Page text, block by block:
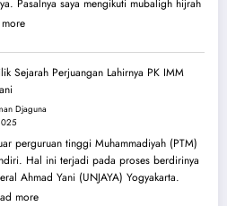
:
Hijrah
Syiarkan
di
Melbourne
dan
Brisbane
Sejarah Perjuangan Lahirnya PK IMM
Djaguna
perguruan tinggi Muhammadiyah (PTM)
Hal ini terjadi pada proses berdirinya
Ahmad Yani (UNJAYA) Yogyakarta.
more: